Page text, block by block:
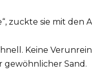
zuckte sie mit den
Keine
gewöhnlicher Sand.